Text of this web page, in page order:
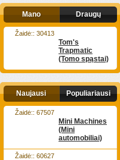
Mano Draugų
Tom's
Trapmatic
(Tomo spąstai)
Žaidė:: 30413
Naujausi Populiariausi
Mini Machines
(Mini
automobiliai)
Žaidė:: 67507
Žaidė:: 60627